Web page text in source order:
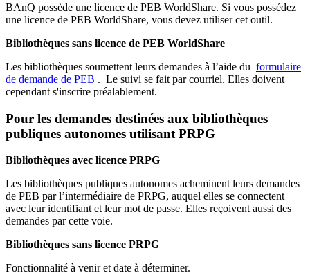
BAnQ possède une licence de PEB WorldShare. Si vous possédez
une licence de PEB WorldShare, vous devez utiliser cet outil.
Bibliothèques sans licence de PEB WorldShare
Les bibliothèques soumettent leurs demandes à l’aide du formulaire
de demande de PEB . Le suivi se fait par courriel. Elles doivent
cependant s'inscrire préalablement.
Pour les demandes destinées aux bibliothèques
publiques autonomes utilisant PRPG
Bibliothèques avec licence PRPG
Les bibliothèques publiques autonomes acheminent leurs demandes
de PEB par l’intermédiaire de PRPG, auquel elles se connectent
avec leur identifiant et leur mot de passe. Elles reçoivent aussi des
demandes par cette voie.
Bibliothèques sans licence PRPG
Fonctionnalité à venir et date à déterminer.